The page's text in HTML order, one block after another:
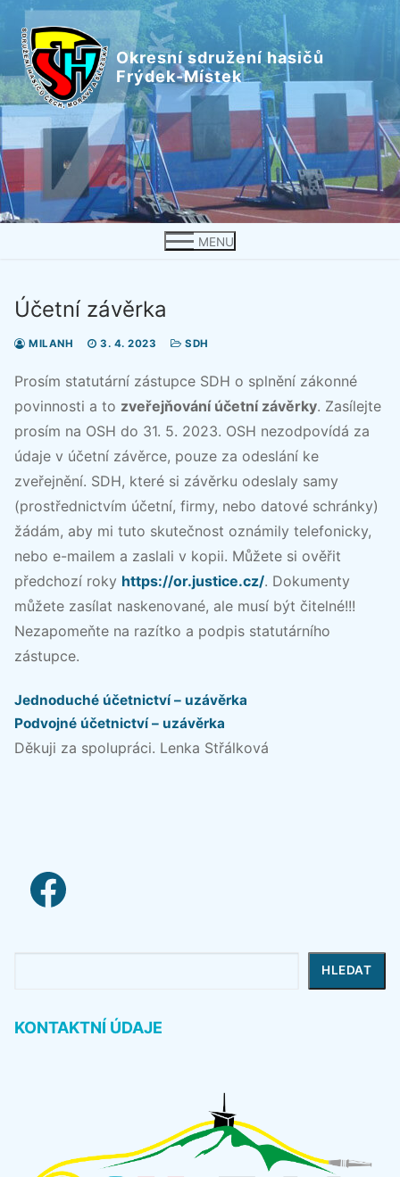
Přeskočit
obsah
Okresní sdružení hasičů
Frýdek-Místek
MENU
Účetní závěrka
MILANH 3. 4. 2023 SDH
Prosím statutární zástupce SDH o splnění zákonné
povinnosti a to zveřejňování účetní závěrky. Zasílejte
prosím na OSH do 31. 5. 2023. OSH nezodpovídá za
údaje v účetní závěrce, pouze za odeslání ke
zveřejnění. SDH, které si závěrku odeslaly samy
(prostřednictvím účetní, firmy, nebo datové schránky)
žádám, aby mi tuto skutečnost oznámily telefonicky,
nebo e-mailem a zaslali v kopii. Můžete si ověřit
předchozí roky https://or.justice.cz/. Dokumenty
můžete zasílat naskenované, ale musí být čitelné!!!
Nezapomeňte na razítko a podpis statutárního
zástupce.
Jednoduché účetnictví – uzávěrka
Podvojné účetnictví – uzávěrka
Děkuji za spolupráci. Lenka Střálková
facebook link
HLEDAT
KONTAKTNÍ ÚDAJE